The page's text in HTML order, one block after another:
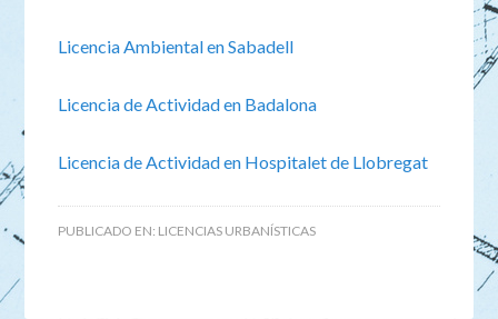
Licencia Ambiental en Sabadell
Licencia de Actividad en Badalona
Licencia de Actividad en Hospitalet de Llobregat
PUBLICADO EN: LICENCIAS URBANÍSTICAS